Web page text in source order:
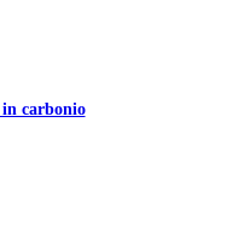
carbonio